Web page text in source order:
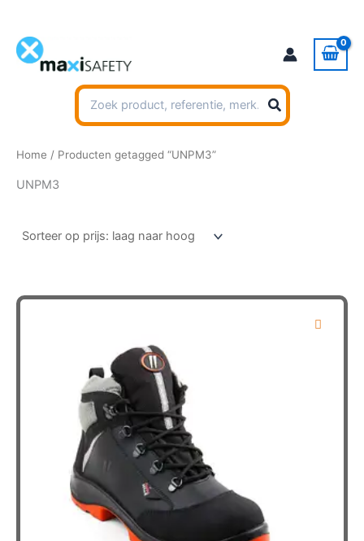
inhoud
Zoeken
naar:
Home / Producten getagged “UNPM3”
UNPM3